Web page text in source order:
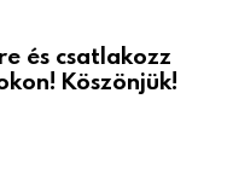
és csatlakozz
Köszönjük!